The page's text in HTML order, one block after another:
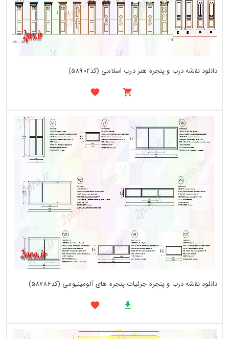
دانلود نقشه درب و پنجره هنر درب اسلامی (کد58902)
دانلود نقشه درب و پنجره جزئیات پنجره های آلومینیومی (کد58786)